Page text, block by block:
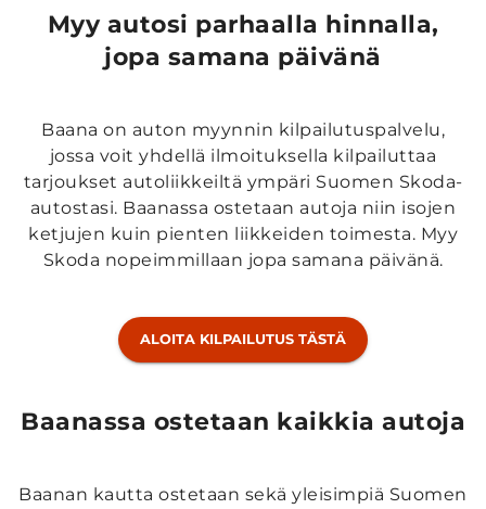
Myy autosi parhaalla hinnalla,
jopa samana päivänä
Baana on auton myynnin kilpailutuspalvelu,
jossa voit yhdellä ilmoituksella kilpailuttaa
tarjoukset autoliikkeiltä ympäri Suomen Skoda-
autostasi. Baanassa ostetaan autoja niin isojen
ketjujen kuin pienten liikkeiden toimesta. Myy
Skoda nopeimmillaan jopa samana päivänä.
ALOITA KILPAILUTUS TÄSTÄ
Baanassa ostetaan kaikkia autoja
Baanan kautta ostetaan sekä yleisimpiä Suomen